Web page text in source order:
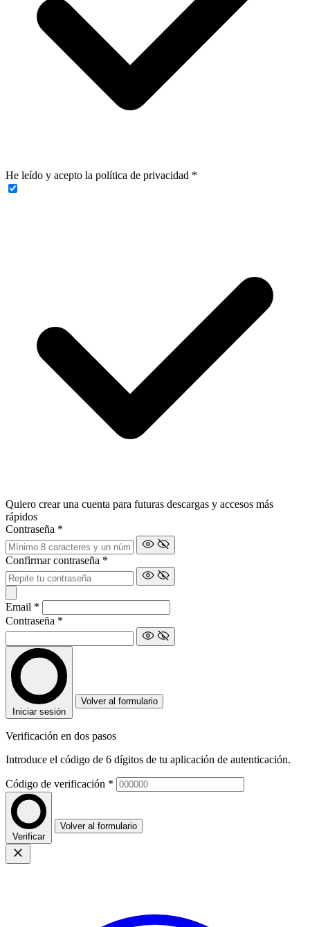
He leído y acepto la política de privacidad *
Quiero crear una cuenta para futuras descargas y accesos más
rápidos
Contraseña *
Confirmar contraseña *
Email *
Contraseña *
Iniciar sesión
Volver al formulario
Verificación en dos pasos
Introduce el código de 6 dígitos de tu aplicación de autenticación.
Código de verificación *
Verificar
Volver al formulario